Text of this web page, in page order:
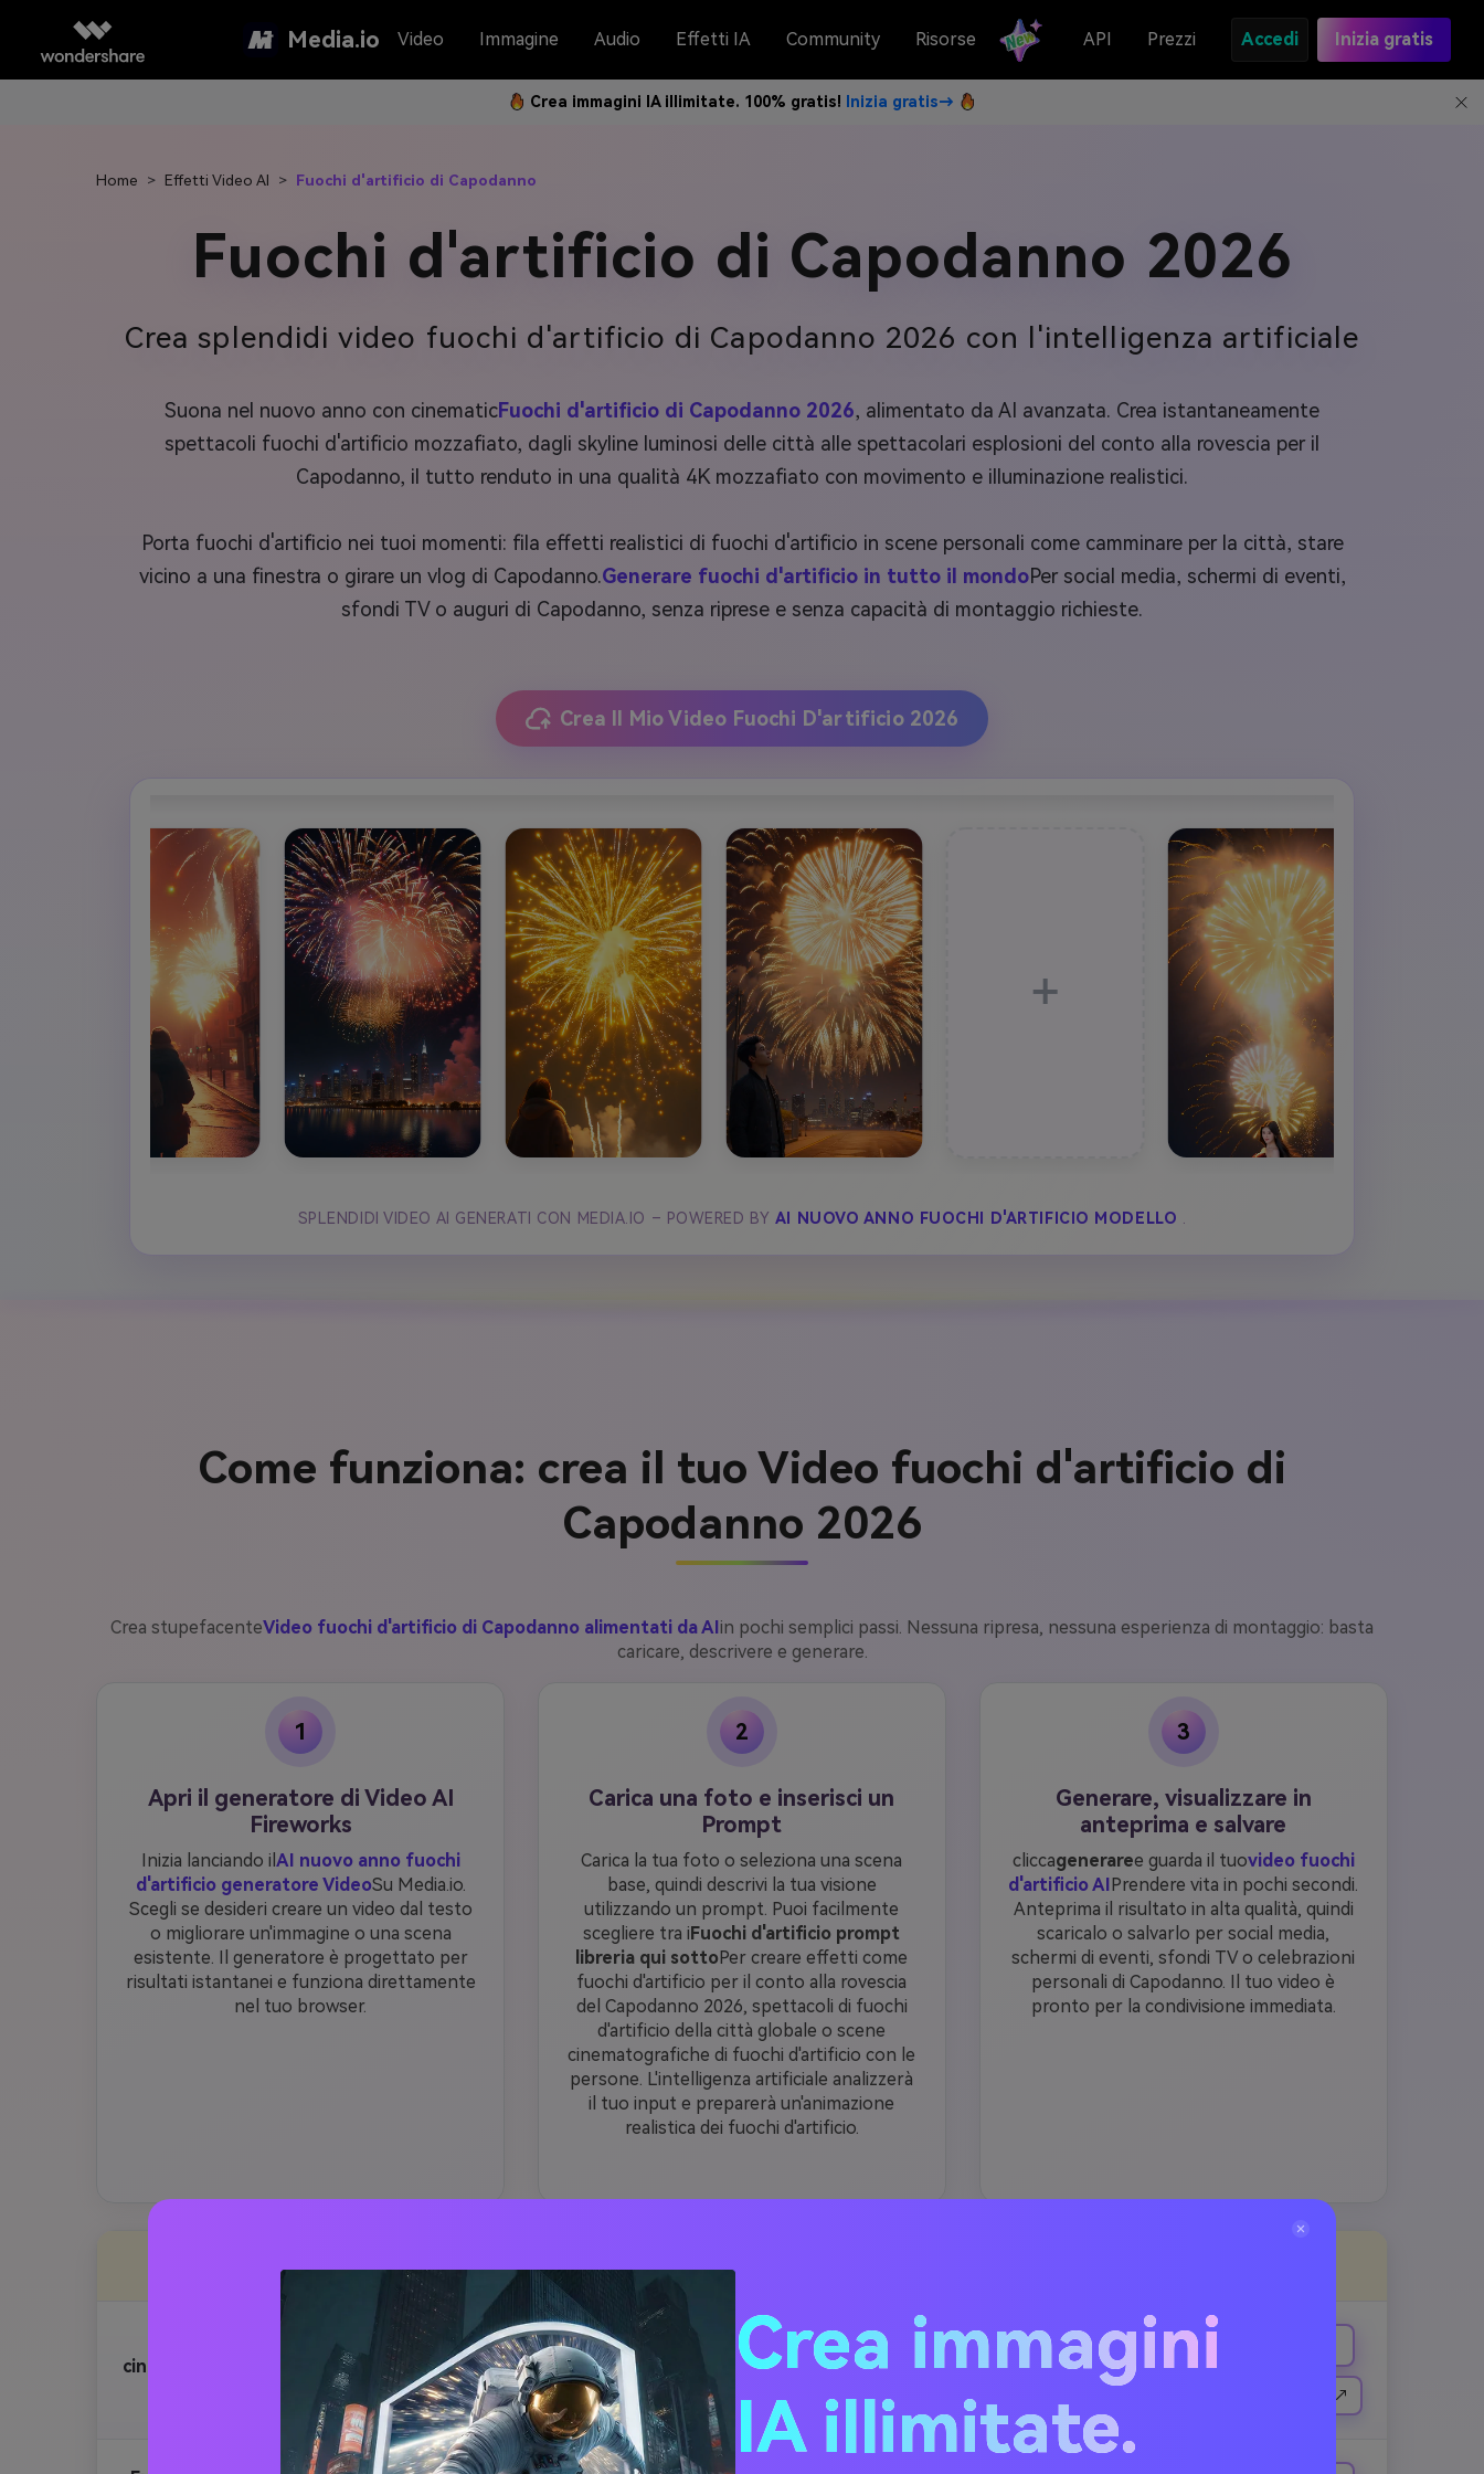
Media.io Video Immagine Audio Effetti IA Community Risorse API Prezzi Accedi Inizia gratis
Crea immagini IA illimitate. 100% gratis! Inizia gratis→
Home > Effetti Video AI > Fuochi d'artificio di Capodanno
Fuochi d'artificio di Capodanno 2026
Crea splendidi video fuochi d'artificio di Capodanno 2026 con l'intelligenza artificiale
Suona nel nuovo anno con cinematicFuochi d'artificio di Capodanno 2026, alimentato da AI avanzata. Crea istantaneamente
spettacoli fuochi d'artificio mozzafiato, dagli skyline luminosi delle città alle spettacolari esplosioni del conto alla rovescia per il
Capodanno, il tutto renduto in una qualità 4K mozzafiato con movimento e illuminazione realistici.
Porta fuochi d'artificio nei tuoi momenti: fila effetti realistici di fuochi d'artificio in scene personali come camminare per la città, stare
vicino a una finestra o girare un vlog di Capodanno.Generare fuochi d'artificio in tutto il mondoPer social media, schermi di eventi,
sfondi TV o auguri di Capodanno, senza riprese e senza capacità di montaggio richieste.
Crea Il Mio Video Fuochi D'artificio 2026
+
SPLENDIDI VIDEO AI GENERATI CON MEDIA.IO – POWERED BY AI NUOVO ANNO FUOCHI D'ARTIFICIO MODELLO
Come funziona: crea il tuo Video fuochi d'artificio di
Capodanno 2026
Crea stupefacenteVideo fuochi d'artificio di Capodanno alimentati da AIin pochi semplici passi. Nessuna ripresa, nessuna esperienza di montaggio: basta
caricare, descrivere e generare.
1
Apri il generatore di Video AI
Fireworks
Inizia lanciando il AI nuovo anno fuochi
d'artificio generatore VideoSu Media.io.
Scegli se desideri creare un video dal testo
o migliorare un'immagine o una scena
esistente. Il generatore è progettato per
risultati istantanei e funziona direttamente
nel tuo browser.
2
Carica una foto e inserisci un
Prompt
Carica la tua foto o seleziona una scena
base, quindi descrivi la tua visione
utilizzando un prompt. Puoi facilmente
scegliere tra iFuochi d'artificio prompt
libreria qui sottoPer creare effetti come
fuochi d'artificio per il conto alla rovescia
del Capodanno 2026, spettacoli di fuochi
d'artificio della città globale o scene
cinematografiche di fuochi d'artificio con le
persone. L'intelligenza artificiale analizzerà
il tuo input e preparerà un'animazione
realistica dei fuochi d'artificio.
3
Generare, visualizzare in
anteprima e salvare
cliccageneraree guarda il tuovideo fuochi
d'artificio AIPrendere vita in pochi secondi.
Anteprima il risultato in alta qualità, quindi
scaricalo o salvarlo per social media,
schermi di eventi, sfondi TV o celebrazioni
personali di Capodanno. Il tuo video è
pronto per la condivisione immediata.
Natale uovo di Pasqua e Babbo Natale Video Prompt
cinematografici della città con
Ultra-realistico cinematografico Capodanno 2026 fuochi d'artificio scena. Mantenere la
persona esattamente come mostrato nella foto caricata, con identici tratti del viso, tono
della pelle, acconciatura, e proporzioni del corpo. La persona è in piedi su una strada della
città di notte, leggermente illuminata dagli edifici circostanti. Massicci fuochi d'artificio dorati
e rossi esplodono nel cielo dietro lo skyline della città, riempendo l'intero sfondo. Riflessioni
realistiche di luce fuochi d'artificio sugli edifici e sul volto della persona. Illuminazione
Crea un video simile ↗
Crea immagini
IA illimitate.